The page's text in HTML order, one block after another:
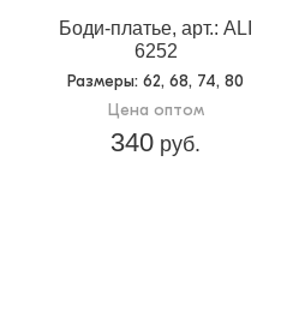
Боди-платье, арт.: ALI
6252
Размеры: 62, 68, 74, 80
Цена оптом
340 руб.